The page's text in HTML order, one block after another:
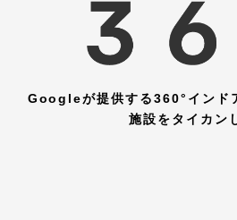
Googleが提供する360°インド
施設をタイカン